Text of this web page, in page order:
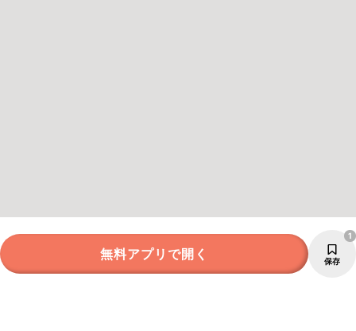
無料アプリで開く 保存
1